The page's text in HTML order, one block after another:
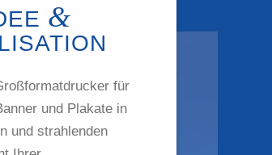
&
für
und Plakate in
und strahlenden